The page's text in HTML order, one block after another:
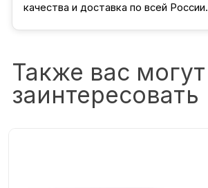
качества и доставка по всей России.
Также вас могут
заинтересовать